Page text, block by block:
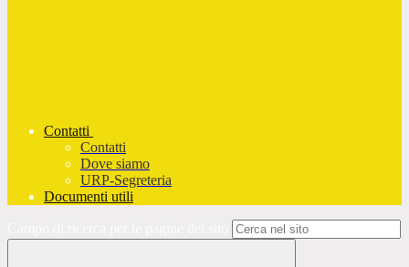
Contatti
Contatti
Dove siamo
URP-Segreteria
Documenti utili